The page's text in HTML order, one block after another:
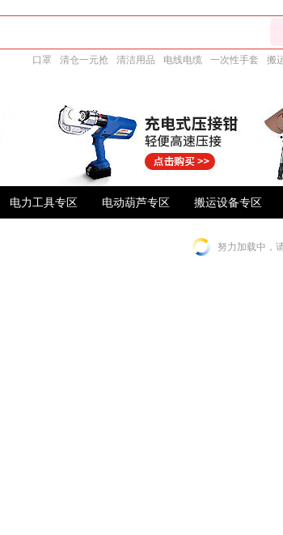
口罩 清仓一元抢 清洁用品 电线电缆 一次性手套 搬
电力工具专区 电动葫芦专区 搬运设备专区
努力加载中，